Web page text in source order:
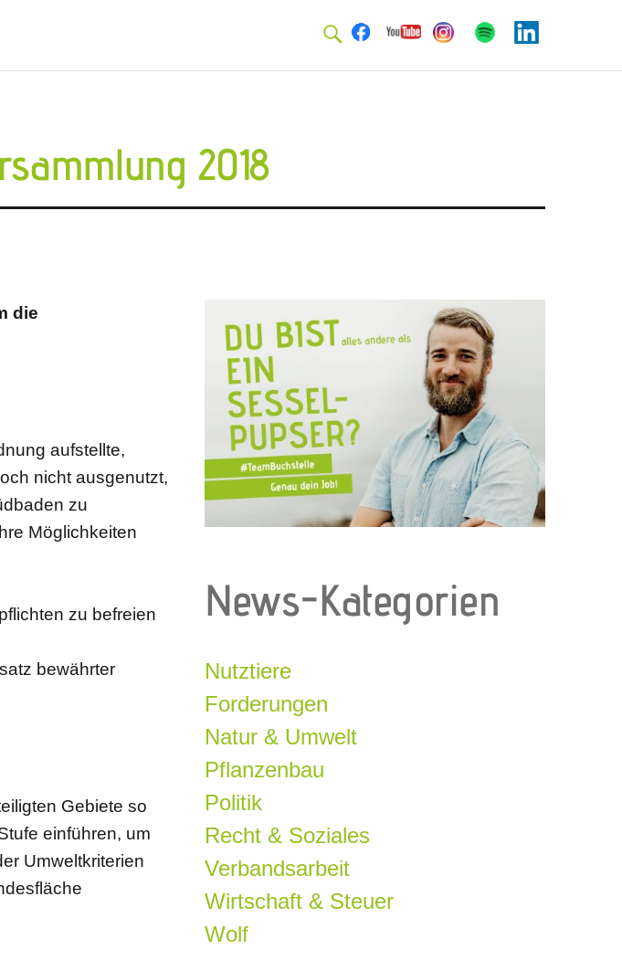
Facebook
YoutubeInstagram
SpotifyLinkedin
2018
die
aufstellte,
nicht ausgenutzt,
zu
Möglichkeiten
zu befreien
bewährter
Gebiete so
einführen, um
Umweltkriterien
News-Kategorien
Nutztiere
Forderungen
Natur & Umwelt
Pflanzenbau
Politik
Recht & Soziales
Verbandsarbeit
Wirtschaft & Steuer
Wolf